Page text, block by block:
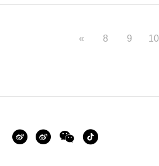
« 8 9 10